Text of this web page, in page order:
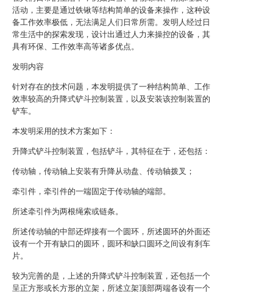
活动，主要是通过铁锹等结构简单的设备来操作，这种设
备工作效率极低，无法满足人们日常所需。发明人经过日
常生活中的探索发现，设计出通过人力来操控的设备，其
具有环保、工作效率高等诸多优点。
发明内容
针对存在的技术问题，本发明提供了一种结构简单、工作
效率较高的升降式铲斗控制装置，以及安装该控制装置的
铲车。
本发明采用的技术方案如下：
升降式铲斗控制装置，包括铲斗，其特征在于，还包括：
传动轴，传动轴上安装有升降从动盘、传动轴拨叉；
牵引件，牵引件的一端固定于传动轴的端部。
所述牵引件为两根绳索或链条。
所述传动轴的中部还焊接有一个圆环，所述圆环的外面还
设有一个开有缺口的圆环，圆环和缺口圆环之间设有刹车
片。
较为完善的是，上述的升降式铲斗控制装置，还包括一个
呈正方形或长方形的立架，所述立架顶部两端各设有一个